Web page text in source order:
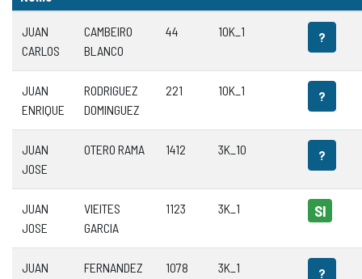
JUAN
CARLOS
CAMBEIRO
BLANCO
44 10K_1 ?
JUAN
ENRIQUE
RODRIGUEZ
DOMINGUEZ
221 10K_1 ?
JUAN
JOSE
OTERO RAMA 1412 3K_10 ?
JUAN
JOSE
VIEITES
GARCIA
1123 3K_1 SI
JUAN
FERNANDEZ
1078 3K_1 ?